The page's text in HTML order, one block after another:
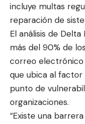
incluye multas
reparación de
El análisis de
más del 90% de
correo electrónico
que ubica al
punto de
organizaciones.
“Existe una